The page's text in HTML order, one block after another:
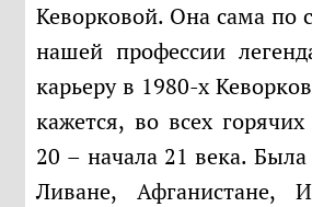
Кеворковой. Она сама по
нашей профессии
карьеру в 1980-х
кажется, во всех
20 – начала 21 века.
Ливане, Афганистане,